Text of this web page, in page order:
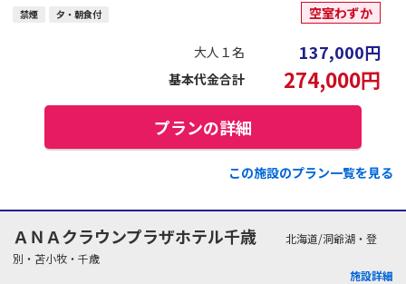
禁煙 夕・朝食付 空室わずか
大人１名 137,000円
基本代金合計 274,000円
プランの詳細
この施設のプラン一覧を見る
ＡＮＡクラウンプラザホテル千歳
北海道/洞爺湖・登
別・苫小牧・千歳
施設詳細